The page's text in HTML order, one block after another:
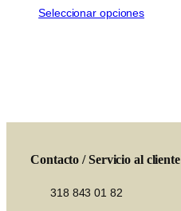
precios:
Seleccionar opciones
Contacto / Servicio al cliente
318 843 01 82